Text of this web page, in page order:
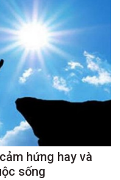
hứng hay và
sống